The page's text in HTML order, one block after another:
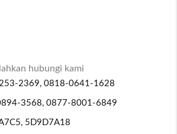
hubungi kami
2369, 0818-0641-1628
3568, 0877-8001-6849
5D9D7A18